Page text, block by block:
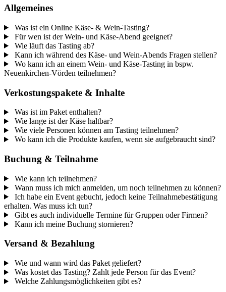
Allgemeines
Was ist ein Online Käse- & Wein-Tasting?
Für wen ist der Wein- und Käse-Abend geeignet?
Wie läuft das Tasting ab?
Kann ich während des Käse- und Wein-Abends Fragen stellen?
Wo kann ich an einem Wein- und Käse-Tasting in bspw.
Neuenkirchen-Vörden teilnehmen?
Verkostungspakete & Inhalte
Was ist im Paket enthalten?
Wie lange ist der Käse haltbar?
Wie viele Personen können am Tasting teilnehmen?
Wo kann ich die Produkte kaufen, wenn sie aufgebraucht sind?
Buchung & Teilnahme
Wie kann ich teilnehmen?
Wann muss ich mich anmelden, um noch teilnehmen zu können?
Ich habe ein Event gebucht, jedoch keine Teilnahmebestätigung
erhalten. Was muss ich tun?
Gibt es auch individuelle Termine für Gruppen oder Firmen?
Kann ich meine Buchung stornieren?
Versand & Bezahlung
Wie und wann wird das Paket geliefert?
Was kostet das Tasting? Zahlt jede Person für das Event?
Welche Zahlungsmöglichkeiten gibt es?